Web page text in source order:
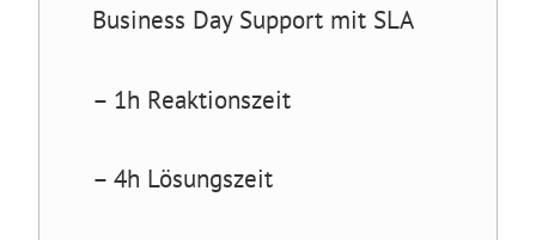
Business Day Support mit SLA
– 1h Reaktionszeit
– 4h Lösungszeit